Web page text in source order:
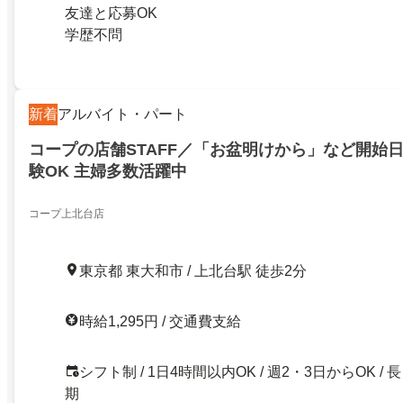
友達と応募OK
学歴不問
新着アルバイト・パート
コープの店舗STAFF／「お盆明けから」など開始
験OK 主婦多数活躍中
コープ上北台店
東京都 東大和市 / 上北台駅 徒歩2分
時給1,295円 / 交通費支給
シフト制 / 1日4時間以内OK / 週2・3日からOK / 長
期